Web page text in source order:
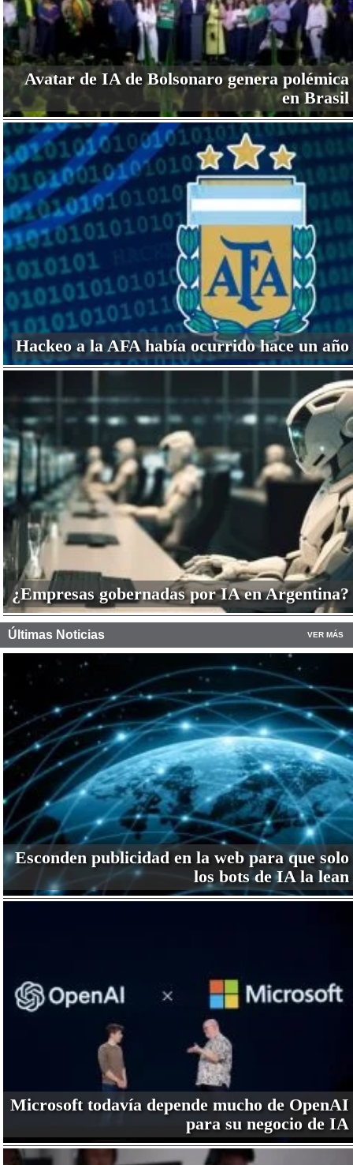
Avatar de IA de Bolsonaro genera polémica
en Brasil
Hackeo a la AFA había ocurrido hace un año
¿Empresas gobernadas por IA en Argentina?
Últimas Noticias VER MÁS
Esconden publicidad en la web para que solo
los bots de IA la lean
Microsoft todavía depende mucho de OpenAI
para su negocio de IA